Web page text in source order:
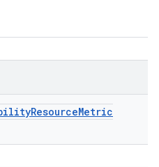
ResourceMetric